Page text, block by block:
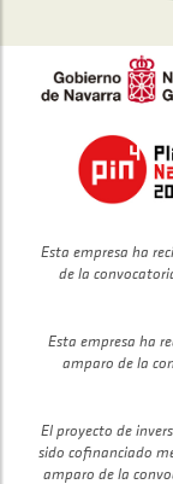
Esta empresa ha
de la
Esta empresa ha
amparo de la
El proyecto de
sido cofinanciado
amparo de la